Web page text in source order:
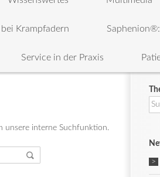
Krampfadern
Service in der Praxis
unsere interne Suchfunktion.